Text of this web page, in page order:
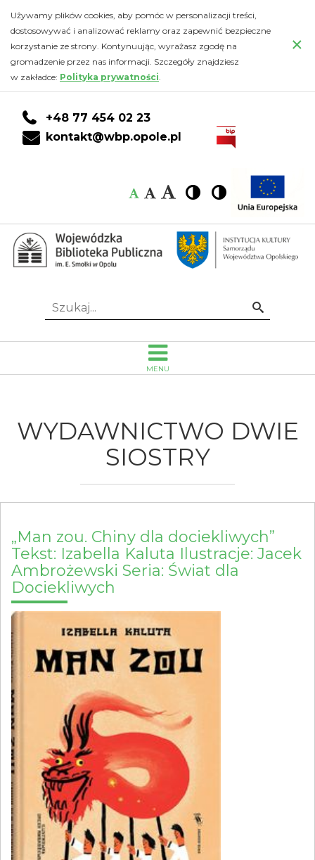
Wydawnictwo
Dwie
Siostry
Wojewódzka
Publiczna
im.
Emanuela
Smołki
w
do
głównej
treści
DO
KONTA
CZYTELNIKA
DO
WYSZUKIWARKI
do
stopki
Używamy plików cookies, aby pomóc w personalizacji treści,
dostosowywać i analizować reklamy oraz zapewnić bezpieczne
korzystanie ze strony. Kontynuując, wyrażasz zgodę na
gromadzenie przez nas informacji. Szczegóły znajdziesz
w zakładce: Polityka prywatności.
×
+48 77 454 02 23
kontakt@wbp.opole.pl
Czcionka:
Czcionka
Czcionka
Czcionka
Wysoki
kontrast
Wysoki
kontrast
Idź
Szukaj...
MENU
WYDAWNICTWO DWIE
SIOSTRY
„Man zou. Chiny dla dociekliwych”
Tekst: Izabella Kaluta Ilustracje: Jacek
Ambrożewski Seria: Świat dla
Dociekliwych